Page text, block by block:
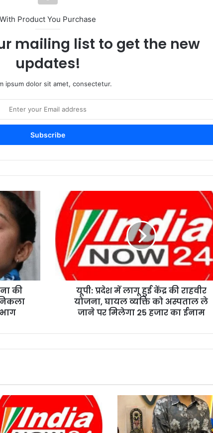
With Product You Purchase
mailing list to get the new
updates!
ipsum dolor sit amet, consectetur.
की
यूपी: प्रदेश में लागू हुई केंद्र की राहवीर
योजना, घायल व्यक्ति को अस्पताल ले
जाने पर मिलेगा 25 हजार का ईनाम